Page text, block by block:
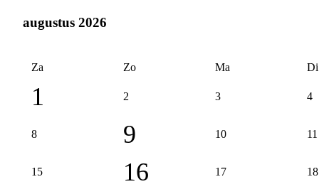
augustus 2026
Za Zo Ma Di
1 2 3 4
8 9 10 11
15 16 17 18